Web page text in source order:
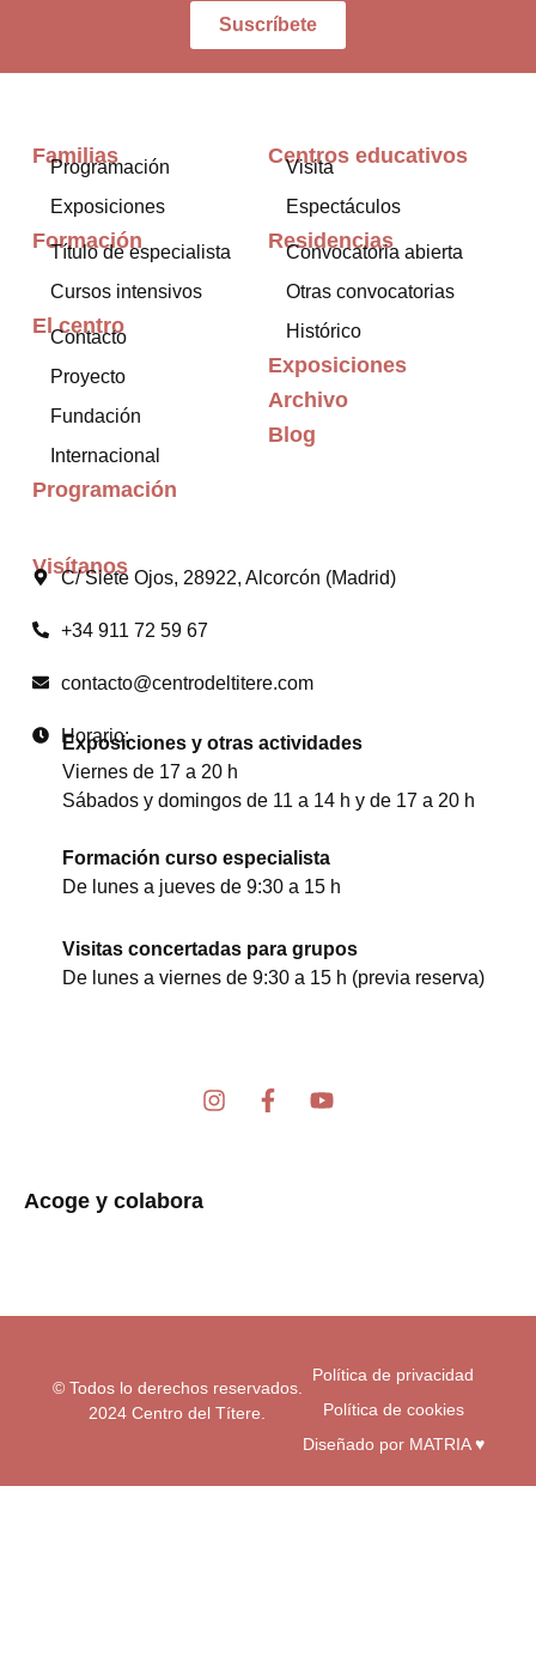
Suscríbete
Visítanos
C/ Siete Ojos, 28922, Alcorcón (Madrid)
+34 911 72 59 67
contacto@centrodeltitere.com
Horario:
Exposiciones y otras actividades
Viernes de 17 a 20 h
Sábados y domingos de 11 a 14 h y de 17 a 20 h
Formación curso especialista
De lunes a jueves de 9:30 a 15 h
Visitas concertadas para grupos
De lunes a viernes de 9:30 a 15 h (previa reserva)
I
F
f
Y
Familias
Programación
Exposiciones
Formación
Título de especialista
Cursos intensivos
El centro
Contacto
Proyecto
Fundación
Internacional
Programación
Centros educativos
Visita
Espectáculos
Residencias
Convocatoria abierta
Otras convocatorias
Histórico
Exposiciones
Archivo
Blog
Acoge y colabora
© Todos lo derechos reservados.
2024 Centro del Títere.
Política de privacidad
Política de cookies
Diseñado por MATRIA ♥